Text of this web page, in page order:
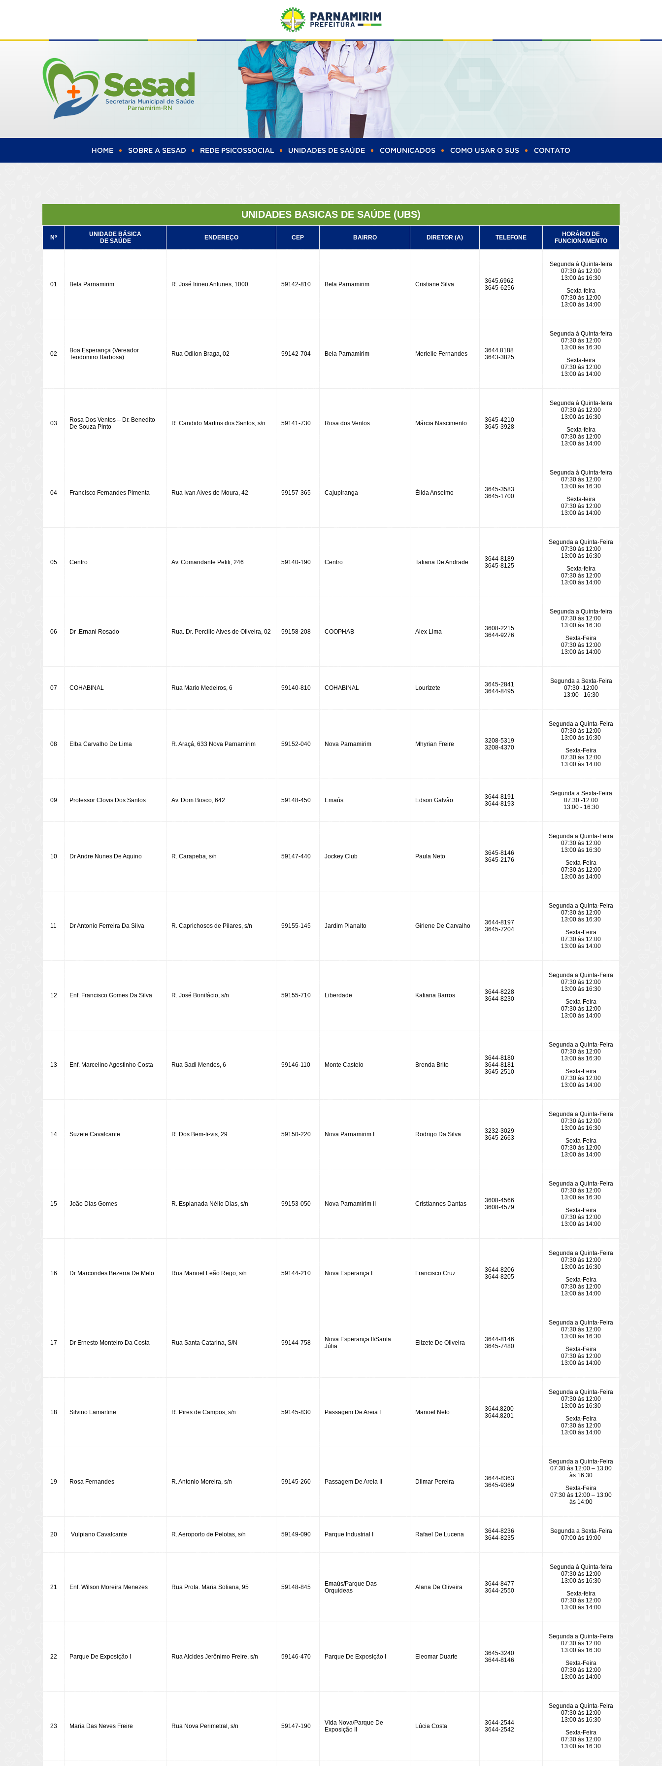
UNIDADES BASICAS DE SAÚDE (UBS)
Nº
UNIDADE BÁSICA
DE SAÚDE
ENDEREÇO CEP BAIRRO DIRETOR (A) TELEFONE
HORÁRIO DE
FUNCIONAMENTO
01 Bela Parnamirim R. José Irineu Antunes, 1000 59142-810 Bela Parnamirim Cristiane Silva
3645.6962
3645-6256
Segunda à Quinta-feira
07:30 às 12:00
13:00 às 16:30
Sexta-feira
07:30 às 12:00
13:00 às 14:00
02
Boa Esperança (Vereador
Teodomiro Barbosa)
Rua Odilon Braga, 02 59142-704 Bela Parnamirim Merielle Fernandes
3644.8188
3643-3825
Segunda à Quinta-feira
07:30 às 12:00
13:00 às 16:30
Sexta-feira
07:30 às 12:00
13:00 às 14:00
03
Rosa Dos Ventos – Dr. Benedito
De Souza Pinto
R. Candido Martins dos Santos, s/n 59141-730 Rosa dos Ventos Márcia Nascimento
3645-4210
3645-3928
Segunda à Quinta-feira
07:30 às 12:00
13:00 às 16:30
Sexta-feira
07:30 às 12:00
13:00 às 14:00
04 Francisco Fernandes Pimenta Rua Ivan Alves de Moura, 42 59157-365 Cajupiranga Élida Anselmo
3645-3583
3645-1700
Segunda à Quinta-feira
07:30 às 12:00
13:00 às 16:30
Sexta-feira
07:30 às 12:00
13:00 às 14:00
05 Centro Av. Comandante Petiti, 246 59140-190 Centro Tatiana De Andrade
3644-8189
3645-8125
Segunda a Quinta-Feira
07:30 às 12:00
13:00 às 16:30
Sexta-feira
07:30 às 12:00
13:00 às 14:00
06 Dr .Ernani Rosado Rua. Dr. Percílio Alves de Oliveira, 02 59158-208 COOPHAB Alex Lima
3608-2215
3644-9276
Segunda a Quinta-feira
07:30 às 12:00
13:00 às 16:30
Sexta-Feira
07:30 às 12:00
13:00 às 14:00
07 COHABINAL Rua Mario Medeiros, 6 59140-810 COHABINAL Lourizete
3645-2841
3644-8495
Segunda a Sexta-Feira
07:30 -12:00
13:00 - 16:30
08 Elba Carvalho De Lima R. Araçá, 633 Nova Parnamirim 59152-040 Nova Parnamirim Mhyrian Freire
3208-5319
3208-4370
Segunda a Quinta-Feira
07:30 às 12:00
13:00 às 16:30
Sexta-Feira
07:30 às 12:00
13:00 às 14:00
09 Professor Clovis Dos Santos Av. Dom Bosco, 642 59148-450 Emaús Edson Galvão
3644-8191
3644-8193
Segunda a Sexta-Feira
07:30 -12:00
13:00 - 16:30
10 Dr Andre Nunes De Aquino R. Carapeba, s/n 59147-440 Jockey Club Paula Neto
3645-8146
3645-2176
Segunda a Quinta-Feira
07:30 às 12:00
13:00 às 16:30
Sexta-Feira
07:30 às 12:00
13:00 às 14:00
11 Dr Antonio Ferreira Da Silva R. Caprichosos de Pilares, s/n 59155-145 Jardim Planalto Girlene De Carvalho
3644-8197
3645-7204
Segunda a Quinta-Feira
07:30 às 12:00
13:00 às 16:30
Sexta-Feira
07:30 às 12:00
13:00 às 14:00
12 Enf. Francisco Gomes Da Silva R. José Bonifácio, s/n 59155-710 Liberdade Katiana Barros
3644-8228
3644-8230
Segunda a Quinta-Feira
07:30 às 12:00
13:00 às 16:30
Sexta-Feira
07:30 às 12:00
13:00 às 14:00
13 Enf. Marcelino Agostinho Costa Rua Sadi Mendes, 6 59146-110 Monte Castelo Brenda Brito
3644-8180
3644-8181
3645-2510
Segunda a Quinta-Feira
07:30 às 12:00
13:00 às 16:30
Sexta-Feira
07:30 às 12:00
13:00 às 14:00
14 Suzete Cavalcante R. Dos Bem-ti-vis, 29 59150-220 Nova Parnamirim I Rodrigo Da Silva
3232-3029
3645-2663
Segunda a Quinta-Feira
07:30 às 12:00
13:00 às 16:30
Sexta-Feira
07:30 às 12:00
13:00 às 14:00
15 João Dias Gomes R. Esplanada Nélio Dias, s/n 59153-050 Nova Parnamirim II Cristiannes Dantas
3608-4566
3608-4579
Segunda a Quinta-Feira
07:30 às 12:00
13:00 às 16:30
Sexta-Feira
07:30 às 12:00
13:00 às 14:00
16 Dr Marcondes Bezerra De Melo Rua Manoel Leão Rego, s/n 59144-210 Nova Esperança I Francisco Cruz
3644-8206
3644-8205
Segunda a Quinta-Feira
07:30 às 12:00
13:00 às 16:30
Sexta-Feira
07:30 às 12:00
13:00 às 14:00
17 Dr Ernesto Monteiro Da Costa Rua Santa Catarina, S/N 59144-758
Nova Esperança II/Santa
Júlia
Elizete De Oliveira
3644-8146
3645-7480
Segunda a Quinta-Feira
07:30 às 12:00
13:00 às 16:30
Sexta-Feira
07:30 às 12:00
13:00 às 14:00
18 Silvino Lamartine R. Pires de Campos, s/n 59145-830 Passagem De Areia I Manoel Neto
3644.8200
3644.8201
Segunda a Quinta-Feira
07:30 às 12:00
13:00 às 16:30
Sexta-Feira
07:30 às 12:00
13:00 às 14:00
19 Rosa Fernandes R. Antonio Moreira, s/n 59145-260 Passagem De Areia II Dilmar Pereira
3644-8363
3645-9369
Segunda a Quinta-Feira
07:30 às 12:00 – 13:00
às 16:30
Sexta-Feira
07:30 às 12:00 – 13:00
às 14:00
20 Vulpiano Cavalcante R. Aeroporto de Pelotas, s/n 59149-090 Parque Industrial I Rafael De Lucena
3644-8236
3644-8235
Segunda a Sexta-Feira
07:00 às 19:00
21 Enf. Wilson Moreira Menezes Rua Profa. Maria Soliana, 95 59148-845
Emaús/Parque Das
Orquídeas
Alana De Oliveira
3644-8477
3644-2550
Segunda à Quinta-feira
07:30 às 12:00
13:00 às 16:30
Sexta-feira
07:30 às 12:00
13:00 às 14:00
22 Parque De Exposição I Rua Alcides Jerônimo Freire, s/n 59146-470 Parque De Exposição I Eleomar Duarte
3645-3240
3644-8146
Segunda a Quinta-Feira
07:30 às 12:00
13:00 às 16:30
Sexta-Feira
07:30 às 12:00
13:00 às 14:00
23 Maria Das Neves Freire Rua Nova Perimetral, s/n 59147-190
Vida Nova/Parque De
Exposição II
Lúcia Costa
3644-2544
3644-2542
Segunda a Quinta-Feira
07:30 às 12:00
13:00 às 16:30
Sexta-Feira
07:30 às 12:00
13:00 às 16:30